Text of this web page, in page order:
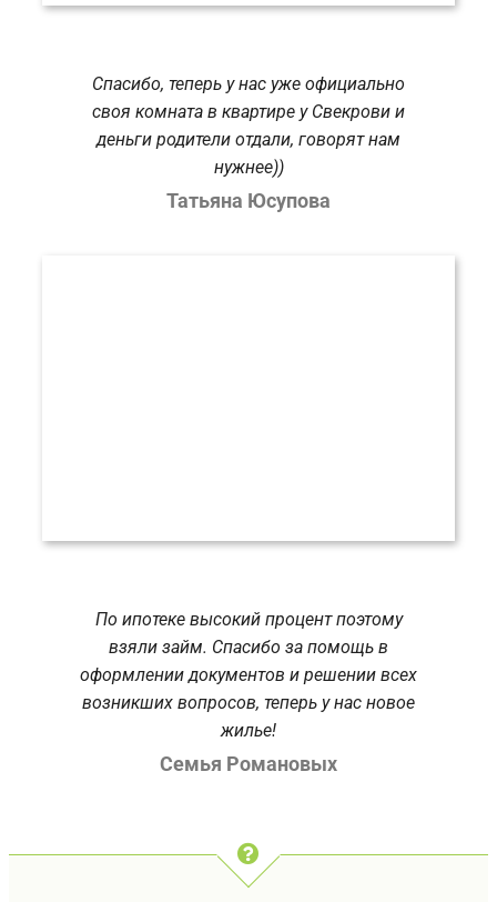
Спасибо, теперь у нас уже официально
своя комната в квартире у Свекрови и
деньги родители отдали, говорят нам
нужнее))
Татьяна Юсупова
По ипотеке высокий процент поэтому
взяли займ. Спасибо за помощь в
оформлении документов и решении всех
возникших вопросов, теперь у нас новое
жилье!
Семья Романовых